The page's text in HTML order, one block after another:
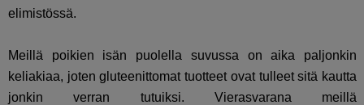
elimistössä.
Meillä poikien isän puolella suvussa on aika paljonkin
keliakiaa, joten gluteenittomat tuotteet ovat tulleet sitä kautta
jonkin verran tutuiksi. Vierasvarana meillä